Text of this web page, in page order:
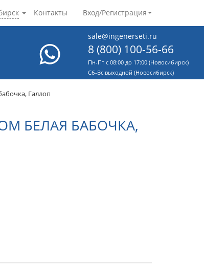
Контакты Вход/Регистрация
sale@ingenerseti.ru
8 (800) 100-56-66
Пн-Пт с 08:00 до 17:00 (Новосибирск)
Cб-Вс выходной (Новосибирск)
Галлоп
БЕЛАЯ БАБОЧКА,